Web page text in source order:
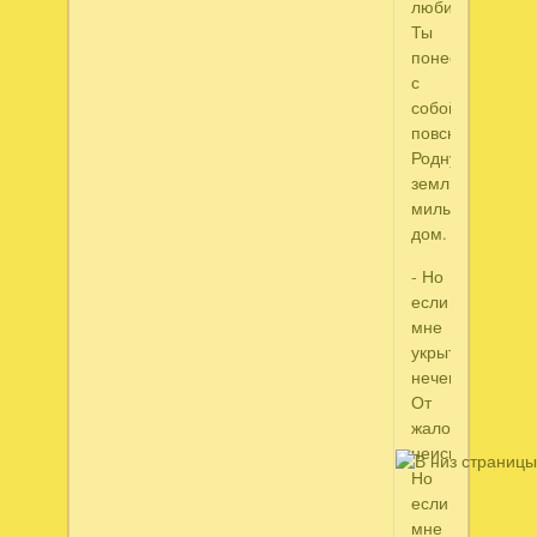
любимый,-
Ты
понесешь
с
собой
повсюду
Родную
землю,
милый
дом.
- Но
если
мне
укрыться
нечем
От
жалости
неисцелимой,
Но
если
мне